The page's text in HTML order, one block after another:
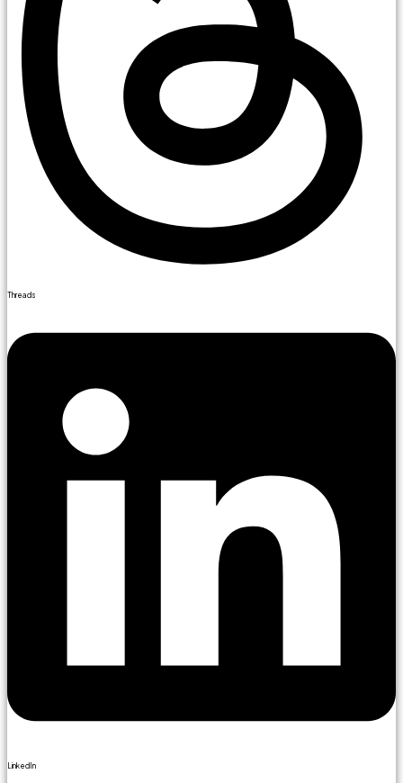
Threads
LinkedIn